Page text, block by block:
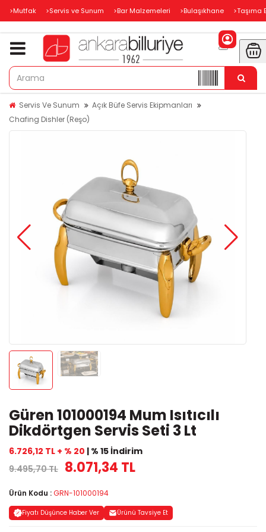
>Mutfak >Servis ve Sunum >Bar Malzemeleri >Bulaşıkhane >Taşıma
Servis Ve Sunum
Açık Büfe Servis Ekipmanları
Chafing Dishler (Reşo)
Güren 101000194 Mum Isıtıcılı
Dikdörtgen Servis Seti 3 Lt
6.726,12 TL + % 20 | % 15 İndirim
9.495,70 TL 8.071,34 TL
Ürün Kodu :GRN-101000194
Fiyatı Düşünce Haber Ver Ürünü Tavsiye Et